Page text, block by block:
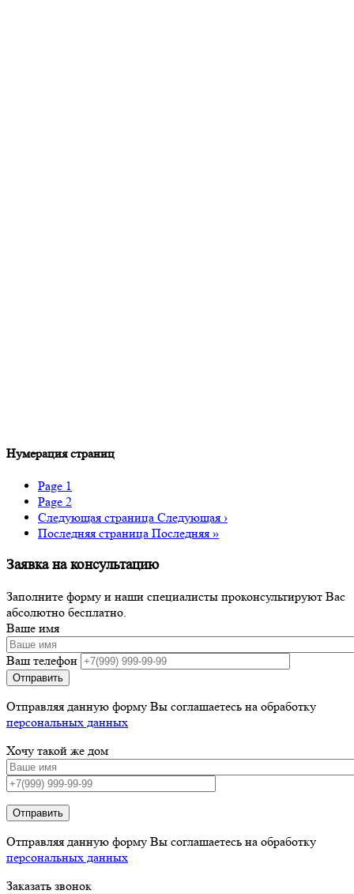
Нумерация страниц
Page 1
Page 2
Следующая страница Следующая ›
Последняя страница Последняя »
Заявка на консультацию
Заполните форму и наши специалисты проконсультируют Вас
абсолютно бесплатно.
Ваше имя
Ваш телефон
Отправляя данную форму Вы соглашаетесь на обработку
персональных данных
Хочу такой же дом
Отправить
Отправляя данную форму Вы соглашаетесь на обработку
персональных данных
Заказать звонок